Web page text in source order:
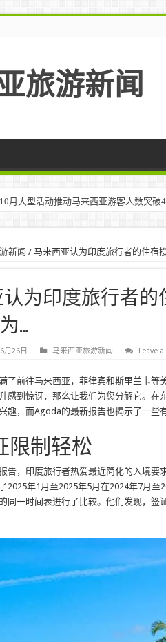
旅游新闻
月大型活动推动马来西亚游客人数突破
新闻 / 马来西亚认为印度旅行者的住宿
为印度旅行者的
…
月26日 马来西亚旅游新闻 Leave
了前往马来西亚，菲律宾和斯里兰卡等
感到惊讶，那么让我们为您分解它。在
趣，而Agoda的最新报告也揭示了一些
限制轻松
告，印度旅行者热爱最近简化的入境要
2025年1月至2025年5月在2024年7月
同一时间表进行了比较。他们发现，签